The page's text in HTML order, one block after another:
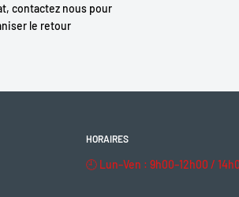
fatigants.
Silkshild / Maxxis
contactez nous pour
le retour
HORAIRES
🕘 Lun–Ven : 9h00–12h00 /